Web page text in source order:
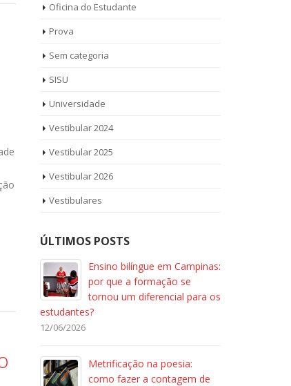
Oficina do Estudante
Prova
Sem categoria
SISU
Universidade
Vestibular 2024
Vestibular 2025
Vestibular 2026
Vestibulares
ÚLTIMOS POSTS
Ensino bilíngue em Campinas:
por que a formação se
tornou um diferencial para os
estudantes?
12/06/2026
Metrificação na poesia:
como fazer a contagem de